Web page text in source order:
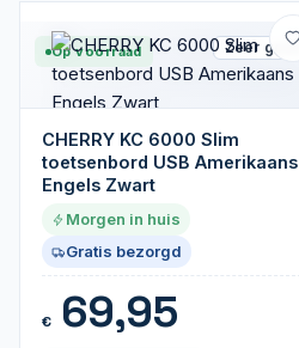
Op voorraad Zeer goed
CHERRY KC 6000 Slim
toetsenbord USB Amerikaans
Engels Zwart
Morgen in huis
Gratis bezorgd
€69,95